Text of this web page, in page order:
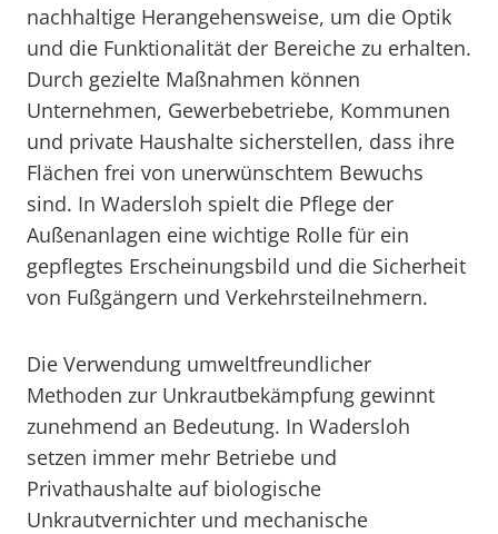
nachhaltige Herangehensweise, um die Optik
und die Funktionalität der Bereiche zu erhalten.
Durch gezielte Maßnahmen können
Unternehmen, Gewerbebetriebe, Kommunen
und private Haushalte sicherstellen, dass ihre
Flächen frei von unerwünschtem Bewuchs
sind. In Wadersloh spielt die Pflege der
Außenanlagen eine wichtige Rolle für ein
gepflegtes Erscheinungsbild und die Sicherheit
von Fußgängern und Verkehrsteilnehmern.
Die Verwendung umweltfreundlicher
Methoden zur Unkrautbekämpfung gewinnt
zunehmend an Bedeutung. In Wadersloh
setzen immer mehr Betriebe und
Privathaushalte auf biologische
Unkrautvernichter und mechanische